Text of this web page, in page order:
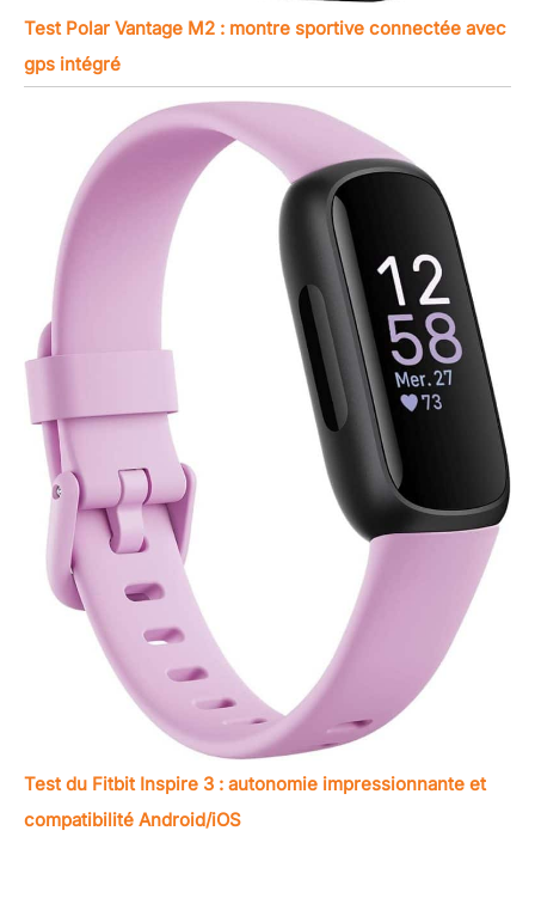
Test Polar Vantage M2 : montre sportive connectée avec
gps intégré
Test du Fitbit Inspire 3 : autonomie impressionnante et
compatibilité Android/iOS